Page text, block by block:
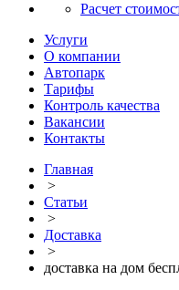
Расчет
Услуги
О компании
Автопарк
Тарифы
Контроль качества
Вакансии
Контакты
Главная
>
Статьи
>
Доставка
>
доставка на дом